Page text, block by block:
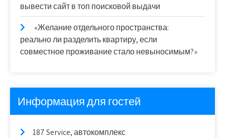
вывести сайт в топ поисковой выдачи
«Желание отдельного пространства:
реально ли разделить квартиру, если
совместное проживание стало невыносимым?»
Информация для гостей
187 Service, автокомплекс